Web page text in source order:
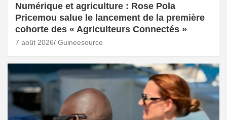
Numérique et agriculture : Rose Pola
Pricemou salue le lancement de la première
cohorte des « Agriculteurs Connectés »
7 août 2026 Guineesource